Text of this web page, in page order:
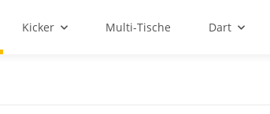
Kicker Multi-Tische Dart